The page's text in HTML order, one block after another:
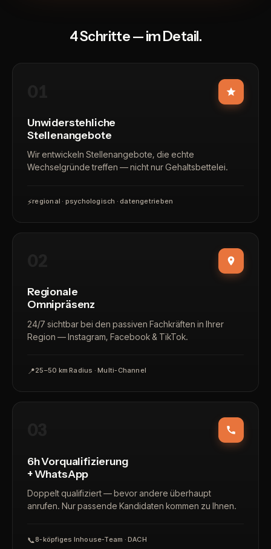
4 Schritte— im Detail.
Unwiderstehliche
Stellenangebote
Wir entwickeln Stellenangebote, die echte
Wechselgründe treffen — nicht nur Gehaltsbettelei.
⚡regional · psychologisch · datengetrieben
Regionale
Omnipräsenz
24/7 sichtbar bei den passiven Fachkräften in Ihrer
Region — Instagram, Facebook & TikTok.
📍25–50 km Radius · Multi-Channel
6h Vorqualifizierung
+ WhatsApp
Doppelt qualifiziert — bevor andere überhaupt
anrufen. Nur passende Kandidaten kommen zu Ihnen.
📞8-köpfiges Inhouse-Team · DACH